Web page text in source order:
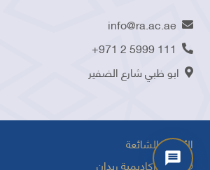
info@ra.ac.ae
+971 2 5999 111
ابو ظبي شارع الضفير
©2025 أكاديمية ربدان
الأسئلة الشائعة